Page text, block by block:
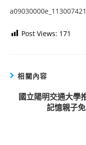
Post Views: 171
相關內容
國立陽明交通大學
記憶親子